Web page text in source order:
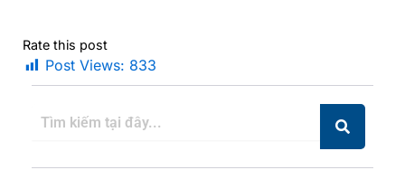
Rate this post
Post Views: 833